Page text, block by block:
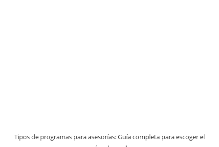
Tipos de programas para asesorías: Guía completa para escoger el